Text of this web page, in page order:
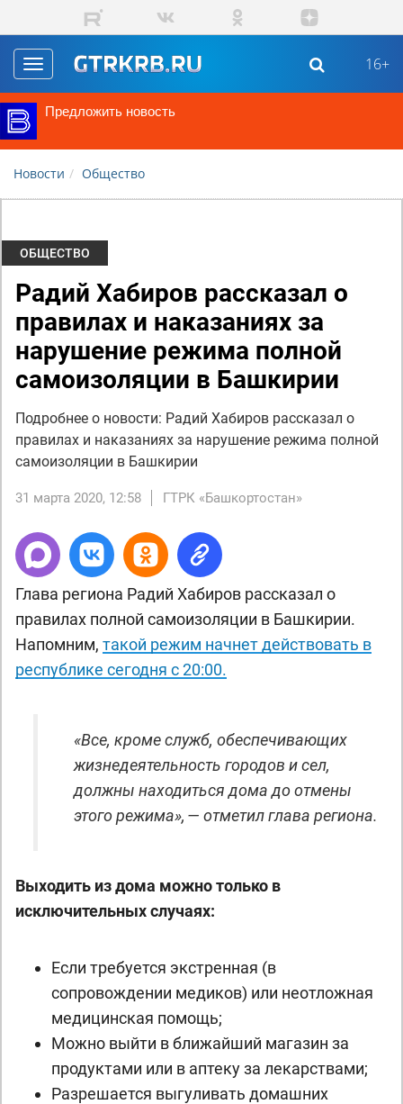
Перейти к основному содержанию
Toggle
navigation
16+
Предложить новость
Новости Общество
ОБЩЕСТВО
Радий Хабиров рассказал о
правилах и наказаниях за
нарушение режима полной
самоизоляции в Башкирии
Подробнее о новости: Радий Хабиров рассказал о
правилах и наказаниях за нарушение режима полной
самоизоляции в Башкирии
31 марта 2020, 12:58 ГТРК «Башкортостан»
Глава региона Радий Хабиров рассказал о
правилах полной самоизоляции в Башкирии.
Напомним, такой режим начнет действовать в
республике сегодня с 20:00.
«Все, кроме служб, обеспечивающих
жизнедеятельность городов и сел,
должны находиться дома до отмены
этого режима», — отметил глава региона.
Выходить из дома можно только в
исключительных случаях:
Если требуется экстренная (в
сопровождении медиков) или неотложная
медицинская помощь;
Можно выйти в ближайший магазин за
продуктами или в аптеку за лекарствами;
Разрешается выгуливать домашних